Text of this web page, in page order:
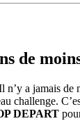
de
n’y a jamais de
challenge.
DEPART